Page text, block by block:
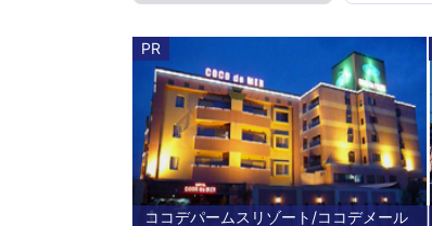
PR
ココデパームスリゾート/ココデメール